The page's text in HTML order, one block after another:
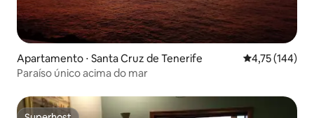
Apartamento ⋅ Santa Cruz de Tenerife 4,75 de uma
4,75 (144)
Paraíso único acima do mar